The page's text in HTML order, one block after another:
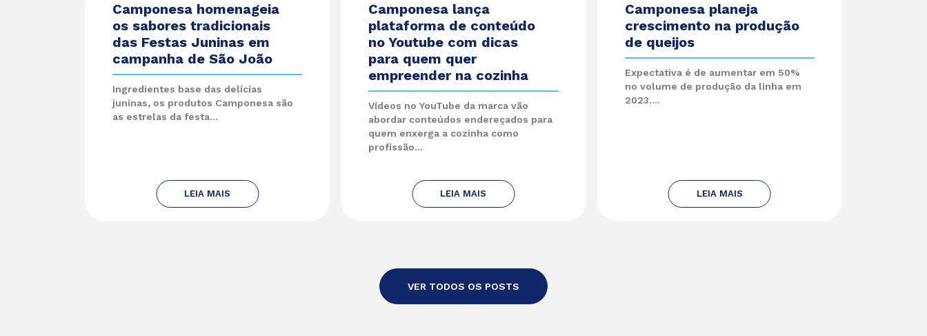
Camponesa homenageia
os sabores tradicionais
das Festas Juninas em
campanha de São João
Ingredientes base das delícias
juninas, os produtos Camponesa são
as estrelas da festa...
LEIA MAIS
Camponesa lança
plataforma de conteúdo
no Youtube com dicas
para quem quer
empreender na cozinha
Vídeos no YouTube da marca vão
abordar conteúdos endereçados para
quem enxerga a cozinha como
profissão...
LEIA MAIS
Camponesa planeja
crescimento na produção
de queijos
Expectativa é de aumentar em 50%
no volume de produção da linha em
2023....
LEIA MAIS
VER TODOS OS POSTS